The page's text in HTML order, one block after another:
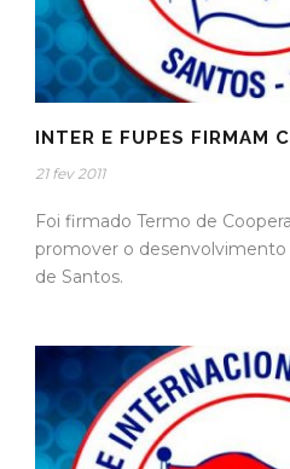
INTER E FUPES FIRMAM
21 fev 2011
Foi firmado Termo de
promover o
de Santos.